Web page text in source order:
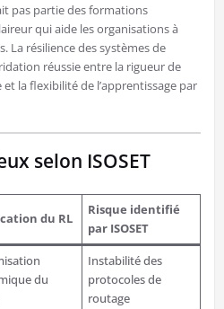
pas partie des formations
qui aide les organisations à
La résilience des systèmes de
réussie entre la rigueur de
et la flexibilité de l’apprentissage par
selon ISOSET
du RL
Risque identifié
par ISOSET
du
Instabilité des
protocoles de
routage